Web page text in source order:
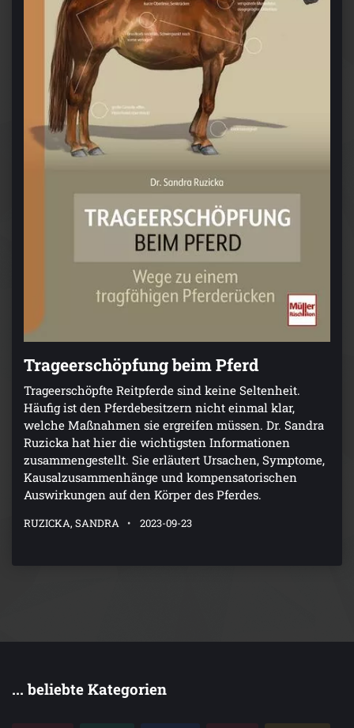
Trageerschöpfung beim Pferd
Trageerschöpfte Reitpferde sind keine Seltenheit.
Häufig ist den Pferdebesitzern nicht einmal klar,
welche Maßnahmen sie ergreifen müssen. Dr. Sandra
Ruzicka hat hier die wichtigsten Informationen
zusammengestellt. Sie erläutert Ursachen, Symptome,
Kausalzusammenhänge und kompensatorischen
Auswirkungen auf den Körper des Pferdes.
RUZICKA, SANDRA 2023-09-23
... beliebte Kategorien